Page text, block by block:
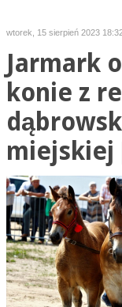
wtorek, 15 sierpień 2023
Jarmark
konie z
miejskiej